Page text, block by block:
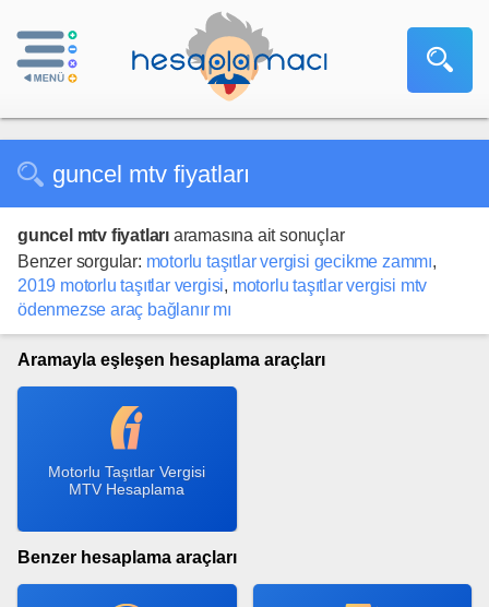
guncel mtv fiyatları
guncel mtv fiyatları aramasına ait sonuçlar
Benzer sorgular: motorlu taşıtlar vergisi gecikme zammı,
2019 motorlu taşıtlar vergisi, motorlu taşıtlar vergisi mtv
ödenmezse araç bağlanır mı
Aramayla eşleşen hesaplama araçları
Motorlu Taşıtlar Vergisi
MTV Hesaplama
Benzer hesaplama araçları